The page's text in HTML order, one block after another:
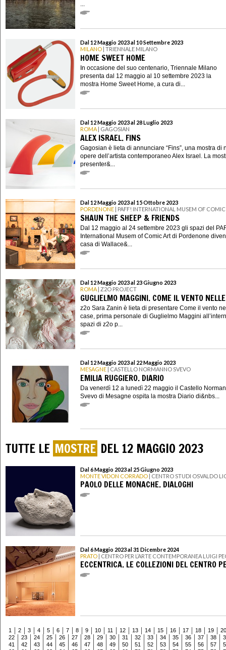
Dal 12 Maggio 2023 al 10 Settembre 2023
MILANO | TRIENNALE MILANO
HOME SWEET HOME
In occasione del suo centenario, Triennale Milano
presenta dal 12 maggio al 10 settembre 2023 la
mostra Home Sweet Home, a cura di...
Dal 12 Maggio 2023 al 28 Luglio 2023
ROMA | GAGOSIAN
ALEX ISRAEL. FINS
Gagosian è lieta di annunciare “Fins”, una mostra di
opere dell’artista contemporaneo Alex Israel. La
presenter&...
Dal 12 Maggio 2023 al 15 Ottobre 2023
PORDENONE | PAFF! INTERNATIONAL MUSEM OF
SHAUN THE SHEEP & FRIENDS
Dal 12 maggio al 24 settembre 2023 gli spazi del
International Musem of Comic Art di Pordenone
casa di Wallace&...
Dal 12 Maggio 2023 al 23 Giugno 2023
ROMA | Z2O PROJECT
GUGLIELMO MAGGINI. COME IL VENTO
z2o Sara Zanin è lieta di presentare Come il vento
case, prima personale di Guglielmo Maggini
spazi di z2o p...
Dal 12 Maggio 2023 al 22 Maggio 2023
MESAGNE | CASTELLO NORMANNO SVEVO
EMILIA RUGGIERO. DIARIO
Da venerdì 12 a lunedì 22 maggio il Castello
Svevo di Mesagne ospita la mostra Diario di&nbs...
TUTTE LE MOSTRE DEL 12 MAGGIO 2023
Dal 6 Maggio 2023 al 25 Giugno 2023
MONTE VIDON CORRADO | CENTRO STUDI OSVALDO
PAOLO DELLE MONACHE. DIALOGHI
Dal 6 Maggio 2023 al 31 Dicembre 2024
PRATO | CENTRO PER L’ARTE CONTEMPORANEA LUIGI
ECCENTRICA. LE COLLEZIONI DEL CENTRO
1 2 3 4 5 6 7 8 9 10 11 12 13 14 15 16 17 18 19
20
22
23 24 25 26 27 28 29 30 31 32 33 34 35 36 37 38
41
42 43 44 45 46 47 48 49 50 51 52 53 54 55 56 57